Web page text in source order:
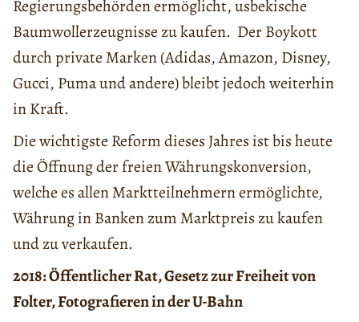
Regierungsbehörden ermöglicht, usbekische
Baumwollerzeugnisse zu kaufen. Der Boykott
durch private Marken (Adidas, Amazon, Disney,
Gucci, Puma und andere) bleibt jedoch weiterhin
in Kraft.
Die wichtigste Reform dieses Jahres ist bis heute
die Öffnung der freien Währungskonversion,
welche es allen Marktteilnehmern ermöglichte,
Währung in Banken zum Marktpreis zu kaufen
und zu verkaufen.
2018: Öffentlicher Rat, Gesetz zur Freiheit von
Folter, Fotografieren in der U-Bahn